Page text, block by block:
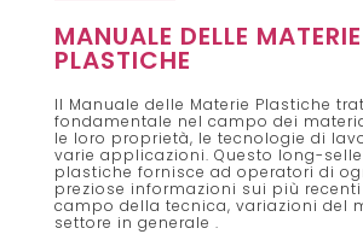
MANUALE DELLE MATERIE
PLASTICHE
Il Manuale delle Materie Plastiche
fondamentale nel campo dei
le loro proprietà, le tecnologie di
varie applicazioni. Questo long-
plastiche fornisce ad operatori di
preziose informazioni sui più
campo della tecnica, variazioni del
settore in generale .